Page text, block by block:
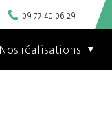
09 77 40 06 29
Nos réalisations